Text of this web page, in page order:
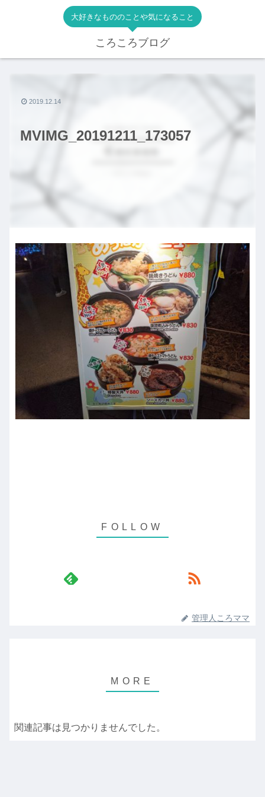
大好きなもののことや気になること
ころころブログ
MVIMG_20191211_173057
2019.12.14
管理人ころママ
関連記事は見つかりませんでした。